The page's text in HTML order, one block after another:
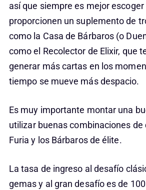
así que siempre es mejor
proporcionen un suplemento de
como la Casa de Bárbaros (o
como el Recolector de Elixir, que
generar más cartas en los
tiempo se mueve más despacio.
Es muy importante montar una
utilizar buenas combinaciones de
Furia y los Bárbaros de élite.
La tasa de ingreso al desafío
gemas y al gran desafío es de